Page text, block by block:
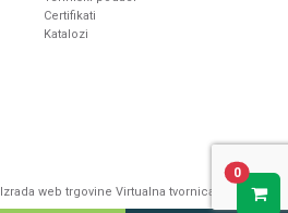
Certifikati
Katalozi
Izrada web trgovine Virtualna tvornica
0